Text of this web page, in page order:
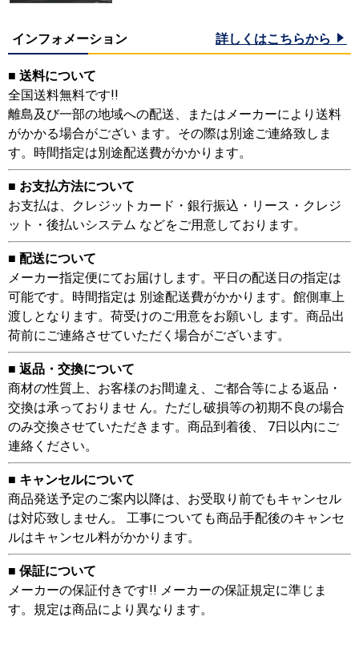
インフォメーション 詳しくはこちらから
■ 送料について
全国送料無料です!!
離島及び一部の地域への配送、またはメーカーにより送料
がかかる場合がござい ます。その際は別途ご連絡致しま
す。時間指定は別途配送費がかかります。
■ お支払方法について
お支払は、クレジットカード・銀行振込・リース・クレジ
ット・後払いシステム などをご用意しております。
■ 配送について
メーカー指定便にてお届けします。平日の配送日の指定は
可能です。時間指定は 別途配送費がかかります。館側車上
渡しとなります。荷受けのご用意をお願いし ます。商品出
荷前にご連絡させていただく場合がございます。
■ 返品・交換について
商材の性質上、お客様のお間違え、ご都合等による返品・
交換は承っておりませ ん。ただし破損等の初期不良の場合
のみ交換させていただきます。商品到着後、 7日以内にご
連絡ください。
■ キャンセルについて
商品発送予定のご案内以降は、お受取り前でもキャンセル
は対応致しません。 工事についても商品手配後のキャンセ
ルはキャンセル料がかかります。
■ 保証について
メーカーの保証付きです!! メーカーの保証規定に準じま
す。規定は商品により異なります。